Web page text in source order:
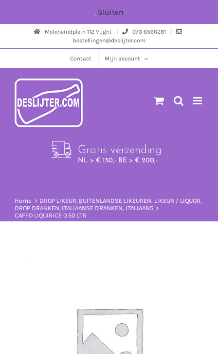
. Sluiten
Moleneindplein 112 Vught |
073 6566281 |
bestellingen@deslijter.com
Contact Mijn account
Gratis verzending
NL > € 150,- BE > € 200,-
Home DROP LIKEUR BUITENLANDSE LIKEUREN LIKEUR / LIQUOR
DROP DRANKEN ITALIAANSE DRANKEN ITALIAANS
CAFFO LIQUIRICE 0.50 LTR